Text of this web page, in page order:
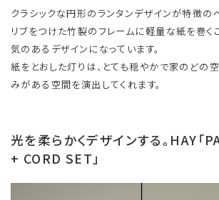
クラシックな円形のランタンデザインが特徴のペ
リブをつけた竹製のフレームに軽量な紙を巻く
気のあるデザインになっています。
紙をとおした灯りは、とても穏やかで家のどの
みがある空間を演出してくれます。
光を柔らかくデザインする。HAY「
+ CORD SET」